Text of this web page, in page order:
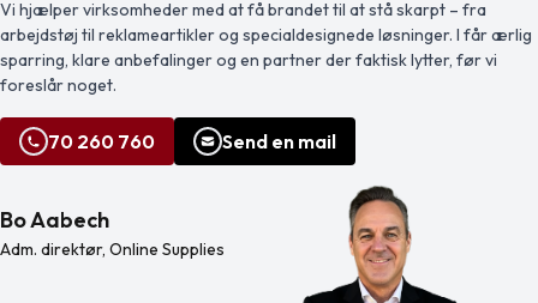
ominaisuudet mahdollistaen
liikkumisen vapauden ja […]
valmistettu stretch-mat eriaalista
antaen optimaalisen
liikkumisvapauden ja erinomaisen
Vi hjælper virksomheder med at få brandet til at stå skarpt – fra
arbejdstøj til reklameartikler og specialdesignede løsninger. I får ærlig
sparring, klare anbefalinger og en partner der faktisk lytter, før vi
foreslår noget.
70 260 760 Send en mail
Bo Aabech
Adm. direktør, Online Supplies